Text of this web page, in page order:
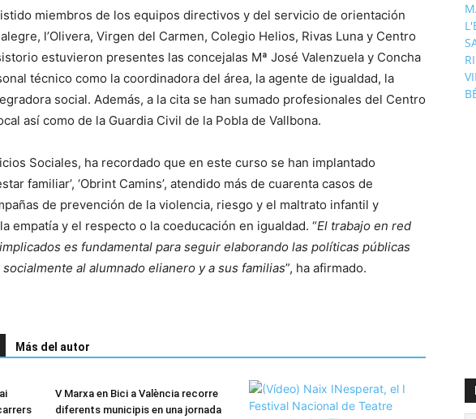
miembros de los equipos directivos y del servicio de orientación
l’Olivera, Virgen del Carmen, Colegio Helios, Rivas Luna y Centro
estuvieron presentes las concejalas Mª José Valenzuela y Concha
técnico como la coordinadora del área, la agente de igualdad, la
social. Además, a la cita se han sumado profesionales del Centro
así como de la Guardia Civil de la Pobla de Vallbona.
Sociales, ha recordado que en este curso se han implantado
familiar’, ‘Obrint Camins’, atendido más de cuarenta casos de
de prevención de la violencia, riesgo y el maltrato infantil y
empatía y el respecto o la coeducación en igualdad. “El trabajo en red
es fundamental para seguir elaborando las políticas públicas
socialmente al alumnado elianero y a sus familias”, ha afirmado.
Más del autor
V Marxa en Bici a València recorre
diferents municipis en una jornada